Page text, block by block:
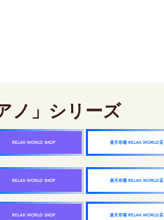
ノ」シリーズ
楽天市場 RELAX WORLD店
RELAX WORLD SHOP
楽天市場 RELAX WORLD店
RELAX WORLD SHOP
楽天市場 RELAX WORLD店
RELAX WORLD SHOP